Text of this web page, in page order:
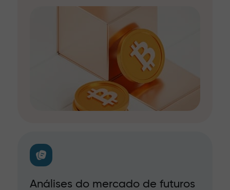
Análises do mercado de futuros